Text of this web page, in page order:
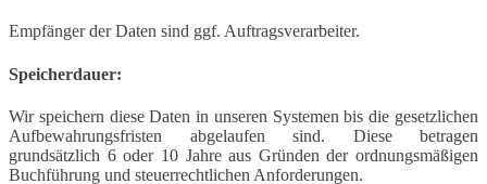
Empfänger der Daten sind ggf. Auftragsverarbeiter.
Speicherdauer:
Wir speichern diese Daten in unseren Systemen bis die gesetzlichen
Aufbewahrungsfristen abgelaufen sind. Diese betragen
grundsätzlich 6 oder 10 Jahre aus Gründen der ordnungsmäßigen
Buchführung und steuerrechtlichen Anforderungen.